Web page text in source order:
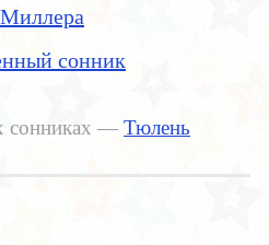
сонник
сонниках — Тюлень